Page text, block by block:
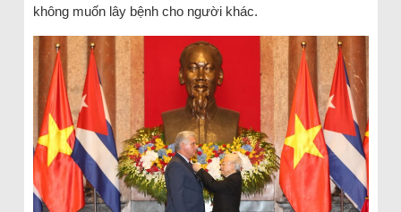
không muốn lây bệnh cho người khác.